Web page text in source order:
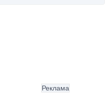
Реклама